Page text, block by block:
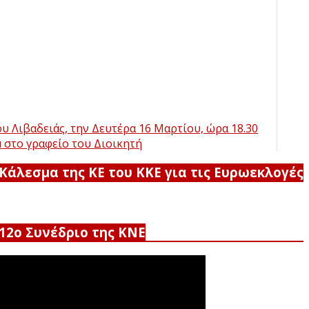
Λιβαδειάς, την Δευτέρα 16 Μαρτίου, ώρα 18.30
γραφείο του Διοικητή
Κάλεσμα της ΚΕ του ΚΚΕ για τις Ευρωεκλογές
12ο Συνέδριο της ΚΝΕ